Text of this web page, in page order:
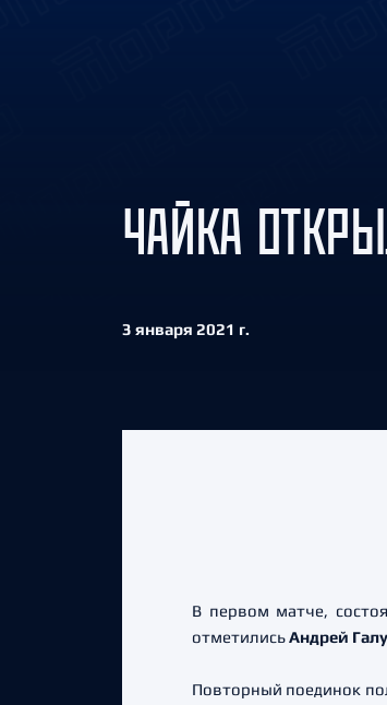
ЧАЙКА
3 января 2021 г.
В первом матче,
отметилисьАндрей
Повторный поединок